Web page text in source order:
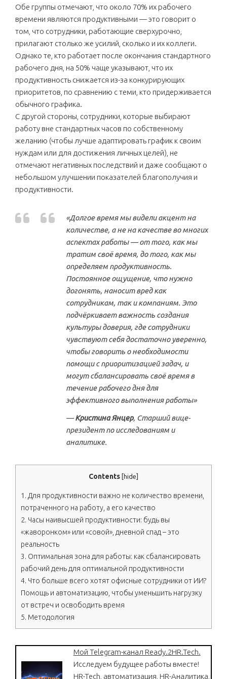
Обе группы отмечают, что около 70% их рабочего
времени являются продуктивными — это говорит о
том, что сотрудники, работающие сверхурочно,
прилагают столько же усилий, сколько и их коллеги.
Однако те, кто работает после окончания стандартного
рабочего дня, на 50% чаще указывают, что их
продуктивность снижается из-за конкурирующих
приоритетов, по сравнению с теми, кто придерживается
обычного графика.
С другой стороны, сотрудники, которые выбирают
работу вне стандартных часов по собственному
желанию (чтобы лучше адаптировать график к своим
нуждам или для достижения личных целей), не
отмечают негативных последствий и даже сообщают о
небольшом улучшении показателей благополучия и
продуктивности.
«Долгое время мы видели акцент на
количестве, а не на качестве во многих
аспектах работы — от того, как мы
тратим своё время, до того, как мы
определяем продуктивность.
Постоянное ощущение, что нужно
догонять, наносит вред как
сотрудникам, так и компаниям. Это
подчёркивает важность создания
культуры доверия, где сотрудники
чувствуют себя достаточно уверенно,
чтобы говорить о необходимости
помощи с приоритизацией задач, и
могут сбалансировать своё время в
течение рабочего дня для
эффективного выполнения работы»
—Кристина Янцер, Старший вице-
президент по исследованиям и
аналитике.
Contents [hide]
1. Для продуктивности важно не количество времени,
потраченного на работу, а его качество
2. Часы наивысшей продуктивности: будь вы
«жаворонком» или «совой», дневной спад – это
реальность
3. Оптимальная зона для работы: как сбалансировать
рабочий день для оптимальной продуктивности
4. Что больше всего хотят офисные сотрудники от ИИ?
Помощь и автоматизацию, чтобы уменьшить нагрузку
от встреч и освободить время
5. Методология
Мой Telegram-канал Ready.2HR.Tech.
Исследуем будущее работы вместе!
HR-Tech, автоматизация, HR-Аналитика,